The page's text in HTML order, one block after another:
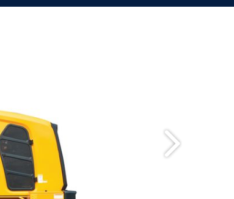
Seuraava